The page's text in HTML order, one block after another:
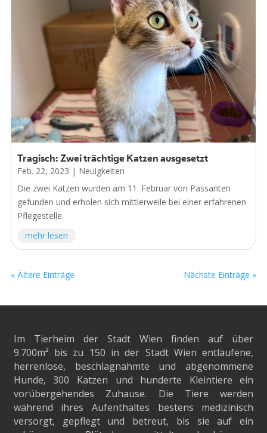
Tragisch: Zwei trächtige Katzen ausgesetzt
Feb. 22, 2023 | Neuigkeiten
Die zwei Katzen wurden am 11. Februar von Passanten
gefunden und erholen sich mittlerweile bei einer erfahrenen
Pflegestelle.
mehr lesen
« Ältere Einträge Nächste Einträge »
Im Tierheim der Stadt Wien finden auf über
9.700m² bis zu 150 in der Stadt Wien entlaufene,
herrenlose, beschlagnahmte und abgenommene
Hunde, 300 Katzen und hunderte Kleintiere ein
vorübergehendes Zuhause. Die Tiere werden
während ihres Aufenthaltes bestens medizinisch
versorgt, gepflegt und betreut, bis sie auf ein